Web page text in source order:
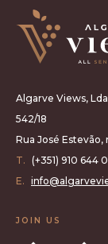
Algarve Views,
542/18
Rua José Estevão,
T. (+351) 910 644
E.
JOIN US